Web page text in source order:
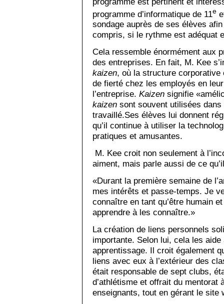
programme d’informatique de 11e
sondage auprès de ses élèves
compris, si le rythme est adéquat
Cela ressemble énormément aux
des entreprises. En fait, M. Kee
kaizen, où la structure
de fierté chez les employés en
l’entreprise. Kaizen signifie
kaizen sont souvent utilisées
travaillé.Ses élèves lui donnent
qu’il continue à utiliser la
pratiques et amusantes.
M. Kee croit non seulement à
aiment, mais parle aussi de ce
«Durant la première semaine de
mes intérêts et passe-temps. Je
connaître en tant qu’être humain
apprendre à les connaître.»
La création de liens personnels
importante. Selon lui, cela les aide
apprentissage. Il croit également
liens avec eux à l’extérieur des
était responsable de sept clubs,
d’athlétisme et offrait du mentorat
enseignants, tout en gérant le site